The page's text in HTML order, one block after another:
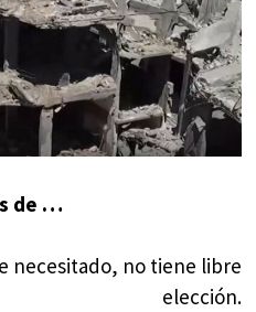
de …
necesitado, no tiene libre
elección.